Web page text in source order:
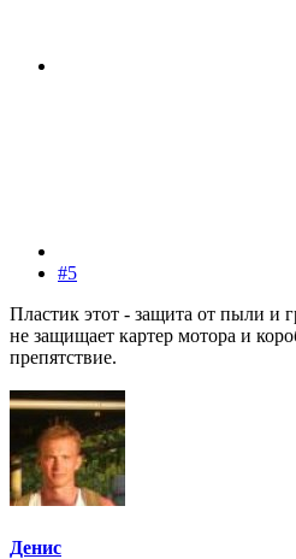
#5
Пластик этот - защита от пыли и
не защищает картер мотора и
препятствие.
Денис